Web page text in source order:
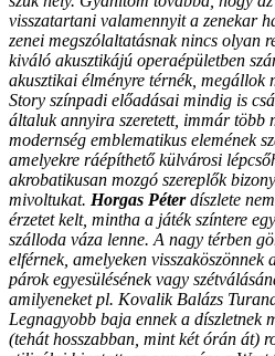
visszatartani valamennyit a zenekar
zenei megszólaltatásnak nincs olyan
kiváló akusztikájú operaépületben
akusztikai élményre térnék, megállok
Story színpadi előadásai mindig is
általuk annyira szeretett, immár több
modernség emblematikus elemének
amelyekre ráépíthető külvárosi
akrobatikusan mozgó szereplők
mivoltukat. Horgas Péterdíszlete
érzetet kelt, mintha a játék színtere
szálloda váza lenne. A nagy térben
elférnek, amelyeken visszaköszönnek
párok egyesülésének vagy
amilyeneket pl. Kovalik Balázs
Legnagyobb baja ennek a díszletnek
(tehát hosszabban, mint két órán át)